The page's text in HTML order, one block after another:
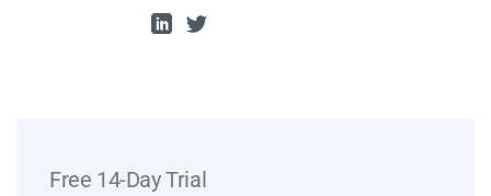
Free 14-Day Trial